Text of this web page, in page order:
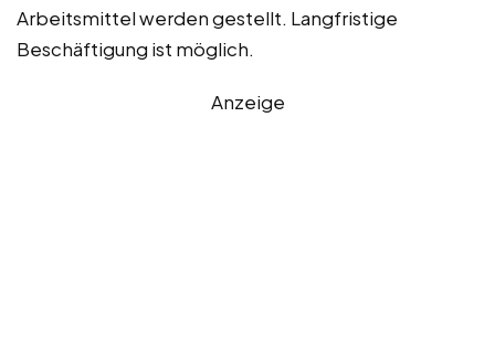
Arbeitsmittel werden gestellt. Langfristige
Beschäftigung ist möglich.
Anzeige